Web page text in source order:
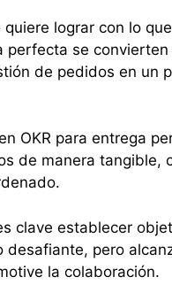
lograr con lo
perfecta se convierten
de pedidos en un
OKR para entrega
de manera tangible,
clave establecer
desafiante, pero
la colaboración.